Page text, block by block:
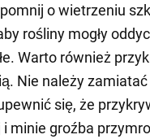
o wietrzeniu
rośliny mogły
Warto również
Nie należy
się, że
i minie groźba